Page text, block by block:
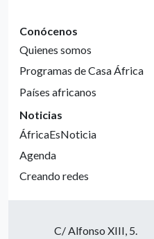
Conócenos
Quienes somos
Programas de Casa África
Países africanos
Noticias
ÁfricaEsNoticia
Agenda
Creando redes
C/ Alfonso XIII, 5.